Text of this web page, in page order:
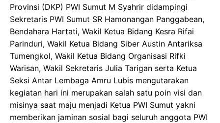
Provinsi (DKP) PWI Sumut M Syahrir didampingi
Sekretaris PWI Sumut SR Hamonangan Panggabean,
Bendahara Hartati, Wakil Ketua Bidang Kesra Rifai
Parinduri, Wakil Ketua Bidang Siber Austin Antariksa
Tumengkol, Wakil Ketua Bidang Organisasi Rifki
Warisan, Wakil Sekretaris Julia Tarigan serta Ketua
Seksi Antar Lembaga Amru Lubis mengutarakan
kegiatan hari ini merupakan salah satu poin visi dan
misinya saat maju menjadi Ketua PWI Sumut yakni
memberikan jaminan sosial bagi seluruh anggota PWI